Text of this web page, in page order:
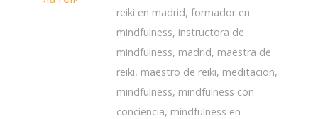
reiki en madrid, formador en
mindfulness, instructora de
mindfulness, madrid, maestra de
reiki, maestro de reiki, meditacion,
mindfulness, mindfulness con
conciencia, mindfulness en